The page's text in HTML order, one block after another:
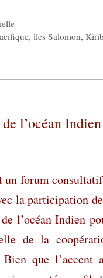
,îles Salomon,
l’océan
un forum
la participation
l’océan Indien
de la
Bien que